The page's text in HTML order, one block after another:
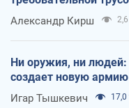
Александр Кирш 2,6
Ни оружия, ни
создает новую армию
Игар Тышкевич 17,0